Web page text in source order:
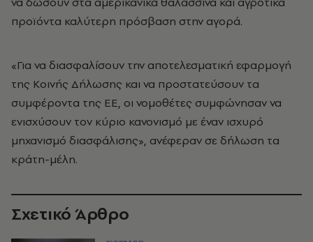
προϊόντα καλύτερη πρόσβαση στην αγορά.
«Για να διασφαλίσουν την αποτελεσματική εφαρμογή
της Κοινής Δήλωσης και να προστατεύσουν τα
συμφέροντα της ΕΕ, οι νομοθέτες συμφώνησαν να
ενισχύσουν τον κύριο κανονισμό με έναν ισχυρό
μηχανισμό διασφάλισης», ανέφεραν σε δήλωση τα
κράτη-μέλη.
Σχετικό Άρθρο